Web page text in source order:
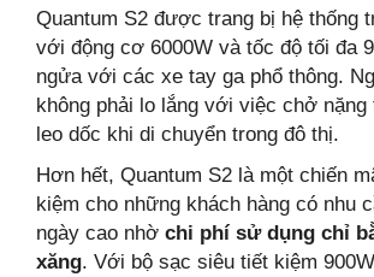
Quantum S2 được trang bị hệ thống
với động cơ 6000W và tốc độ tối đa
ngửa với các xe tay ga phổ thông.
không phải lo lắng với việc chở nặng
leo dốc khi di chuyển trong đô thị.
Hơn hết, Quantum S2 là một chiến
kiệm cho những khách hàng có nhu
ngày cao nhờ chi phí sử dụng chỉ
xăng. Với bộ sạc siêu tiết kiệm